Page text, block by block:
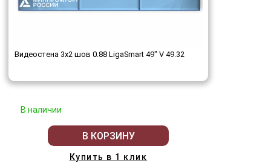
Видеостена 3x2 шов 0.88 LigaSmart 49" V 49.32
В наличии
В КОРЗИНУ
Купить в 1 клик